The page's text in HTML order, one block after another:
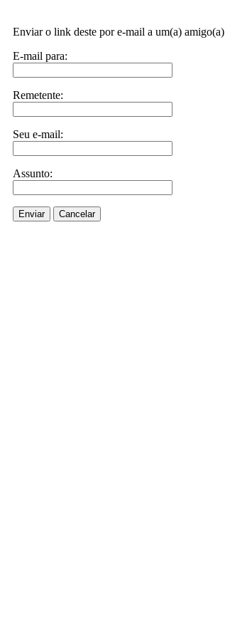
Enviar o link deste por e-mail a um(a) amigo(a)
E-mail para:
Remetente:
Seu e-mail:
Assunto:
Enviar Cancelar